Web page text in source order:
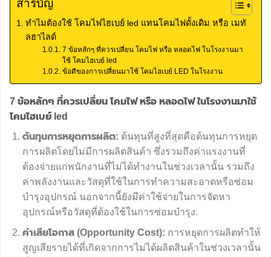
สารบัญ
ทำไมต้องใช้ โคมไฟไฮเบย์ led แทนโคมไฟดั้งเดิม หรือ เมทั
ลฮาไลด์
7 ข้อหลักๆ ที่ควรเปลี่ยน โคมไฟ หรือ หลอดไฟ ในโรงงานมา
ใช้ โคมไฮเบย์ led
ข้อดีของการเปลี่ยนมาใช้ โคมไฮเบย์ LED ในโรงงาน
7 ข้อหลักๆ ที่ควรเปลี่ยนโคมไฟหรือ หลอดไฟในโรงงานมาใช้
โคมไฮเบย์ led
ต้นทุนการหยุดการผลิต: ต้นทุนที่สูงที่สุดคือต้นทุนการหยุด
การผลิตโดยไม่มีการผลิตสินค้า ซึ่งรวมถึงค่าแรงงานที่
ต้องจ่ายแก่พนักงานที่ไม่ได้ทำงานในช่วงเวลานั้น รวมถึง
ค่าพลังงานและวัสดุที่ใช้ในการทำความสะอาดหรือซ่อม
บำรุงอุปกรณ์ นอกจากนี้ยังมีค่าใช้จ่ายในการจัดหา
อุปกรณ์หรือวัสดุที่ต้องใช้ในการซ่อมบำรุง.
ค่าเสียโอกาส (Opportunity Cost): การหยุดการผลิตทำให้
สูญเสียรายได้ที่เกิดจากการไม่ได้ผลิตสินค้าในช่วงเวลานั้น